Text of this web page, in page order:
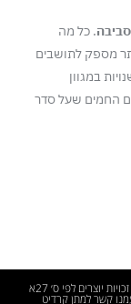
. כל מה
מספק לתושבים
במגוון
החמים שעל סדר
2023 © כל הזכויות שמורות - בראש החדשות | אנו מכבדים זכויות יוצרים לפי ס׳ 27א
קשר למתן קרדיט